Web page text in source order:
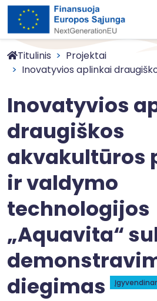
Titulinis
Projektai
Inovatyvios aplinkai
Inovatyvios
draugiškos
akvakultūros
ir valdymo
technologijos
„Aquavita“
diegimas